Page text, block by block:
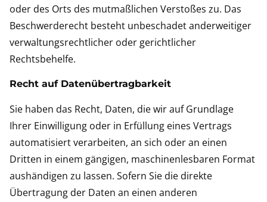
oder des Orts des mutmaßlichen Verstoßes zu. Das
Beschwerderecht besteht unbeschadet anderweitiger
verwaltungsrechtlicher oder gerichtlicher
Rechtsbehelfe.
Recht auf Daten­übertrag­barkeit
Sie haben das Recht, Daten, die wir auf Grundlage
Ihrer Einwilligung oder in Erfüllung eines Vertrags
automatisiert verarbeiten, an sich oder an einen
Dritten in einem gängigen, maschinenlesbaren Format
aushändigen zu lassen. Sofern Sie die direkte
Übertragung der Daten an einen anderen